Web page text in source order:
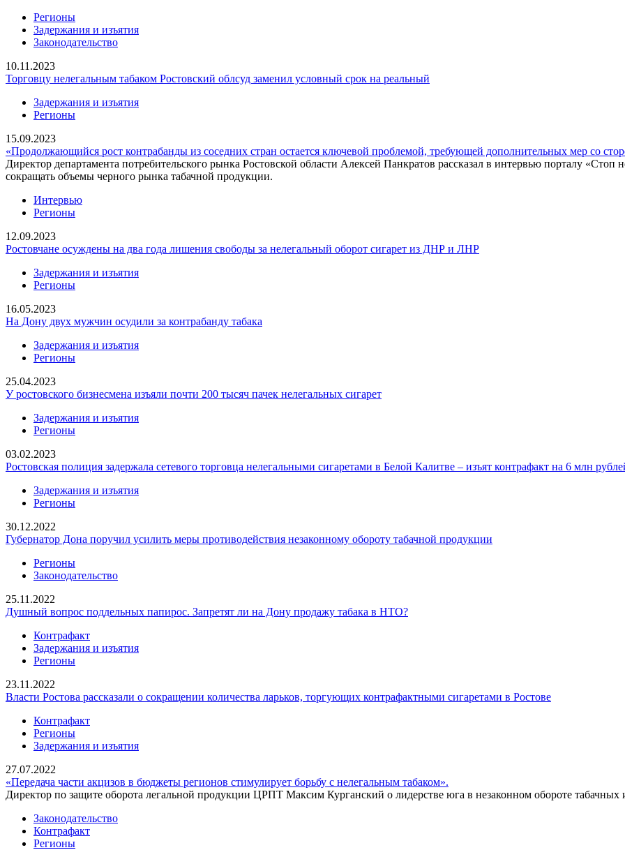
Регионы
Задержания и изъятия
Законодательство
10.11.2023
Торговцу нелегальным табаком Ростовский облсуд заменил условный срок на реальный
Задержания и изъятия
Регионы
15.09.2023
«Продолжающийся рост контрабанды из соседних стран остается ключевой проблемой, требующей дополнительных мер со
Директор департамента потребительского рынка Ростовской области Алексей Панкратов рассказал в интервью порталу «Стоп
сокращать объемы черного рынка табачной продукции.
Интервью
Регионы
12.09.2023
Ростовчане осуждены на два года лишения свободы за нелегальный оборот сигарет из ДНР и ЛНР
Задержания и изъятия
Регионы
16.05.2023
Ha Дону двух мужчин осудили за контрабанду табака
Задержания и изъятия
Регионы
25.04.2023
У ростовского бизнесмена изъяли почти 200 тысяч пачек нелегальных сигарет
Задержания и изъятия
Регионы
03.02.2023
Ростовская полиция задержала сетевого торговца нелегальными сигаретами в Белой Калитве – изъят контрафакт на 6 млн
Задержания и изъятия
Регионы
30.12.2022
Губернатор Дона поручил усилить меры противодействия незаконному обороту табачной продукции
Регионы
Законодательство
25.11.2022
Душный вопрос поддельных папирос. Запретят ли на Дону продажу табака в НТО?
Контрафакт
Задержания и изъятия
Регионы
23.11.2022
Власти Ростова рассказали о сокращении количества ларьков, торгующих контрафактными сигаретами в Ростове
Контрафакт
Регионы
Задержания и изъятия
27.07.2022
«Передача части акцизов в бюджеты регионов стимулирует борьбу с нелегальным табаком».
Директор по защите оборота легальной продукции ЦРПТ Максим Курганский о лидерстве юга в незаконном обороте табачных
Законодательство
Контрафакт
Регионы